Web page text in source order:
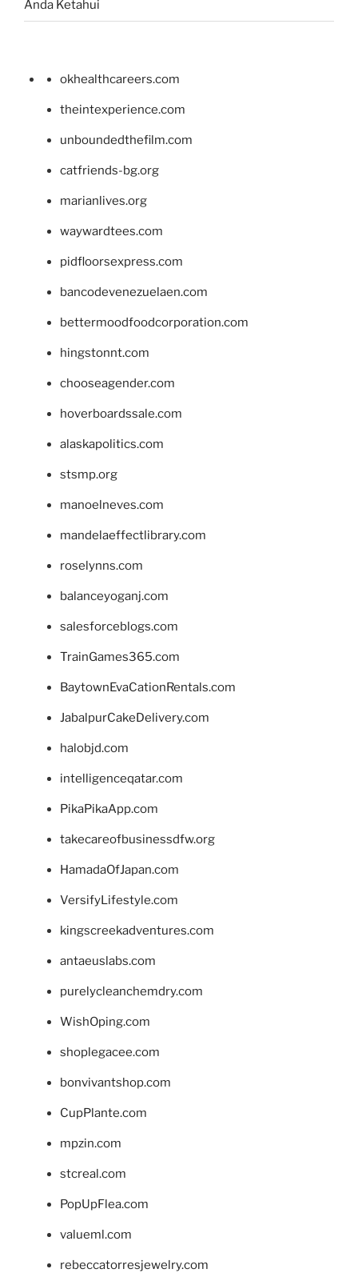
Anda Ketahui
okhealthcareers.com
theintexperience.com
unboundedthefilm.com
catfriends-bg.org
marianlives.org
waywardtees.com
pidfloorsexpress.com
bancodevenezuelaen.com
bettermoodfoodcorporation.com
hingstonnt.com
chooseagender.com
hoverboardssale.com
alaskapolitics.com
stsmp.org
manoelneves.com
mandelaeffectlibrary.com
roselynns.com
balanceyoganj.com
salesforceblogs.com
TrainGames365.com
BaytownEvaCationRentals.com
JabalpurCakeDelivery.com
halobjd.com
intelligenceqatar.com
PikaPikaApp.com
takecareofbusinessdfw.org
HamadaOfJapan.com
VersifyLifestyle.com
kingscreekadventures.com
antaeuslabs.com
purelycleanchemdry.com
WishOping.com
shoplegacee.com
bonvivantshop.com
CupPlante.com
mpzin.com
stcreal.com
PopUpFlea.com
valueml.com
rebeccatorresjewelry.com